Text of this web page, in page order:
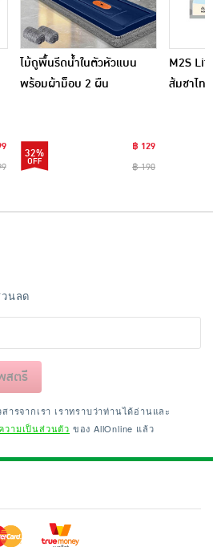
ไม้ถูพื้นรีดน้ำในตัวหัวแบน
พร้อมผ้าม็อบ 2 ผืน
32%
฿ 129
฿ 190
M2S
ส้มชาไท
นลด
สตรี
ารจากเรา เราทราบว่าท่านได้อ่านและ
วามเป็นส่วนตัว ของ AllOnline แล้ว